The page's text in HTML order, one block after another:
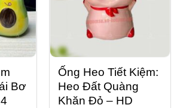
Bơ
Ống Heo Tiết Kiệm:
Heo Đất Quàng
Khăn Đỏ – HD